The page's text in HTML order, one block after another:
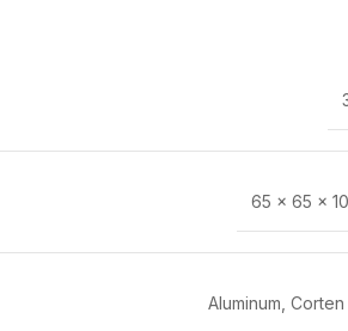
65 × 65 ×
Aluminum Corten